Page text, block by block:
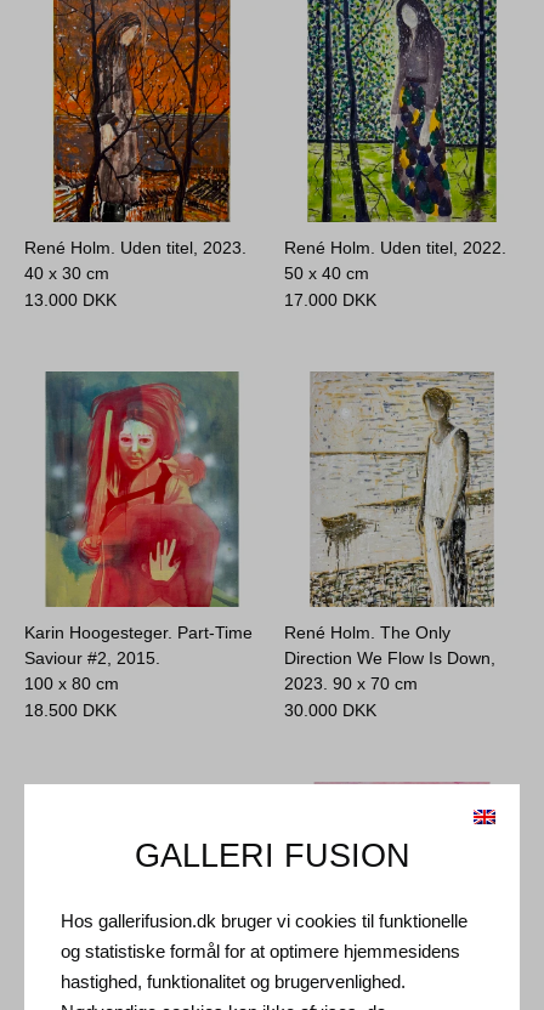
René Holm. Uden titel, 2023.
40 x 30 cm
13.000 DKK
René Holm. Uden titel, 2022.
50 x 40 cm
17.000 DKK
Karin Hoogesteger. Part-Time
Saviour #2, 2015.
100 x 80 cm
18.500 DKK
René Holm. The Only
Direction We Flow Is Down,
2023.90 x 70 cm
30.000 DKK
GALLERI FUSION
Hos gallerifusion.dk bruger vi cookies til funktionelle
og statistiske formål for at optimere hjemmesidens
hastighed, funktionalitet og brugervenlighed.